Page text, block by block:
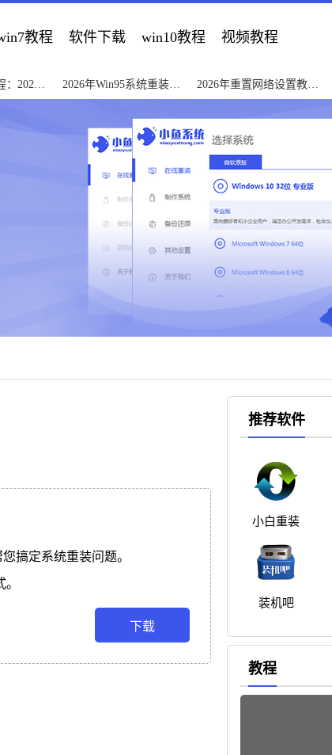
教程 软件下载 win10教程 视频教程
：2026
2026年Win95系统重装教
程一步详解
2026年重置网络设置教程
网络故障速解
搞定系统重装问题。
下载
推荐软件
小白重装
装机吧
教程